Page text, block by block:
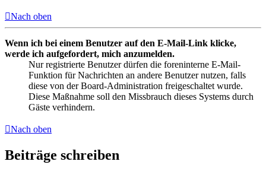
Nach oben
Wenn ich bei einem Benutzer auf den E-Mail-Link klicke,
werde ich aufgefordert, mich anzumelden.
Nur registrierte Benutzer dürfen die foreninterne E-Mail-
Funktion für Nachrichten an andere Benutzer nutzen, falls
diese von der Board-Administration freigeschaltet wurde.
Diese Maßnahme soll den Missbrauch dieses Systems durch
Gäste verhindern.
Nach oben
Beiträge schreiben